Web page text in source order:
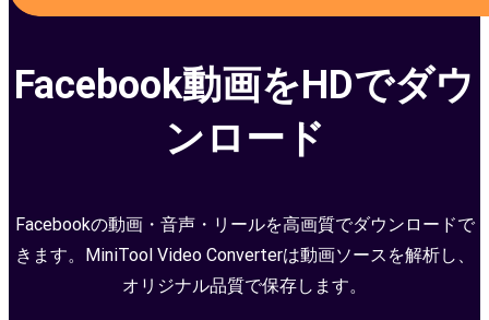
Facebook動画をHDでダウ
ンロード
Facebookの動画・音声・リールを高画質でダウンロードで
きます。MiniTool Video Converterは動画ソースを解析し、
オリジナル品質で保存します。